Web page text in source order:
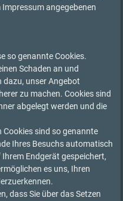
Impressum angegebenen
so genannte Cookies.
Schaden an und
dazu, unser Angebot
zu machen. Cookies sind
abgelegt werden und die
Cookies sind so genannte
Ihres Besuchs automatisch
Endgerät gespeichert,
es uns, Ihren
dass Sie über das Setzen